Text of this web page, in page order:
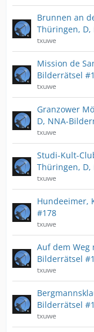
Brunnen an
Thüringen, D,
txuwe
Mission de
Bilderrätsel
txuwe
Granzower
D, NNA-
txuwe
Studi-Kult-
Thüringen, D,
txuwe
Hundeeimer,
#178
txuwe
Auf dem Weg
Bilderrätsel
txuwe
Bilderrätsel
txuwe